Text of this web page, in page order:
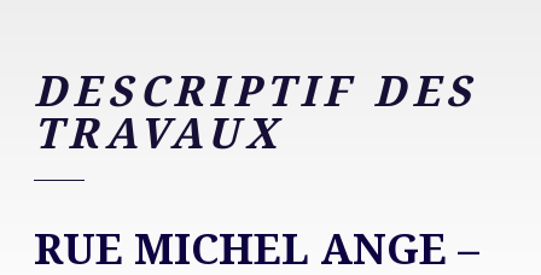
DESCRIPTIF DES
TRAVAUX
RUE MICHEL ANGE –